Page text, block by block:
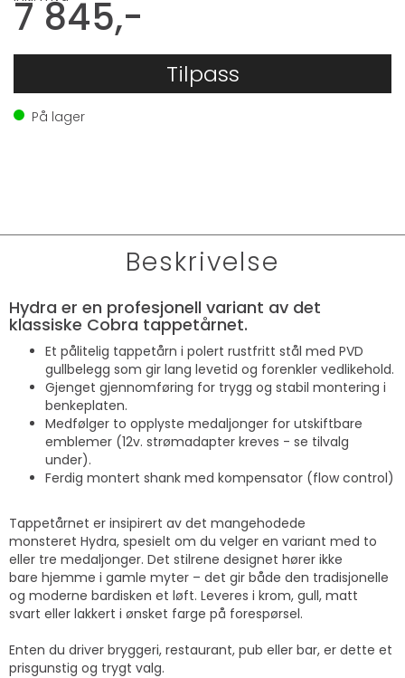
7 845,-
Tilpass
På lager
Beskrivelse
Hydra er en profesjonell variant av det
klassiske Cobra tappetårnet.
Et pålitelig tappetårn i polert rustfritt stål med PVD
gullbelegg som gir lang levetid og forenkler vedlikehold.
Gjenget gjennomføring for trygg og stabil montering i
benkeplaten.
Medfølger to opplyste medaljonger for utskiftbare
emblemer (12v. strømadapter kreves - se tilvalg
under).
Ferdig montert shank med kompensator (flow control)
Tappetårnet er insipirert av det mangehodede
monsteret Hydra, spesielt om du velger en variant med to
eller tre medaljonger. Det stilrene designet hører ikke
bare hjemme i gamle myter – det gir både den tradisjonelle
og moderne bardisken et løft. Leveres i krom, gull, matt
svart eller lakkert i ønsket farge på forespørsel.
Enten du driver bryggeri, restaurant, pub eller bar, er dette et
prisgunstig og trygt valg.